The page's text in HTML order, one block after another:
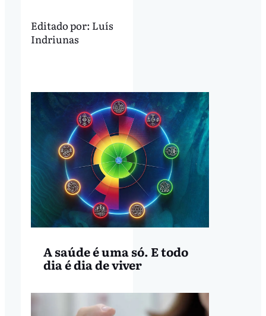
Editado por: Luís
Indriunas
A saúde é uma só. E todo
dia é dia de viver